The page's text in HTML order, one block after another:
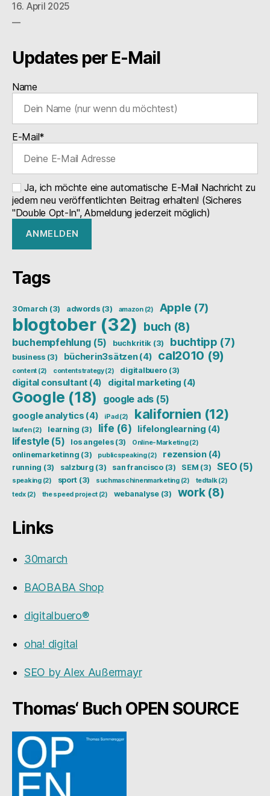
16. April 2025
Updates per E-Mail
Name
E-Mail*
Ja, ich möchte eine automatische E-Mail Nachricht zu
jedem neu veröffentlichten Beitrag erhalten! (Sicheres
"Double Opt-In", Abmeldung jederzeit möglich)
Tags
30march (3) adwords(3) amazon(2) Apple (7)
blogtober(32) buch (8)
buchempfehlung (5) buchkritik (3) buchtipp (7)
business(3) bücherin3sätzen(4) cal2010 (9)
content (2) contentstrategy(2) digitalbuero (3)
digital consultant (4) digital marketing (4)
Google (18) google ads (5)
google analytics (4) iPad(2) kalifornien (12)
laufen(2) learning (3) life (6) lifelonglearning (4)
lifestyle(5) los angeles(3) Online-Marketing(2)
onlinemarketinng (3) publicspeaking(2) rezension(4)
running (3) salzburg (3) san francisco(3) SEM (3) SEO (5)
speaking(2) sport (3) suchmaschinenmarketing(2) tedtalk(2)
tedx(2) the speed project (2) webanalyse(3) work(8)
Links
30march
BAOBABA Shop
digitalbuero®
oha! digital
SEO by Alex Außermayr
Thomas‘ Buch OPEN SOURCE